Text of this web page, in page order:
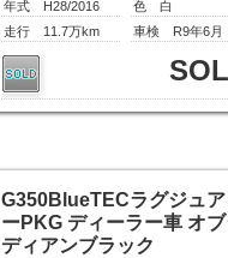
年式 H28/2016
走行 11.7万km
色 白
車検 R9年6月
G350BlueTECラグジュ
ーPKG ディーラー車 オ
ディアンブラック